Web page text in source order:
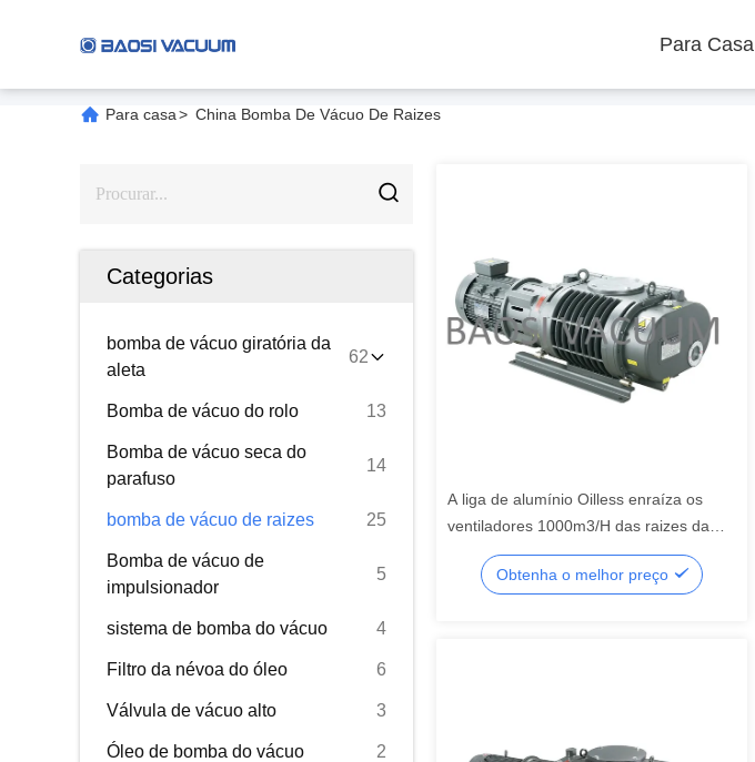
Para Casa
Para casa> China Bomba De Vácuo De Raizes
Categorias
bomba de vácuo giratória da
aleta
62
Bomba de vácuo do rolo 13
Bomba de vácuo seca do
parafuso
14
bomba de vácuo de raizes 25
Bomba de vácuo de
impulsionador
5
sistema de bomba do vácuo 4
Filtro da névoa do óleo 6
Válvula de vácuo alto 3
Óleo de bomba do vácuo 2
A liga de alumínio Oilless enraíza os
ventiladores 1000m3/H das raizes da
bomba de impulsionador do vácuo
Obtenha o melhor preço